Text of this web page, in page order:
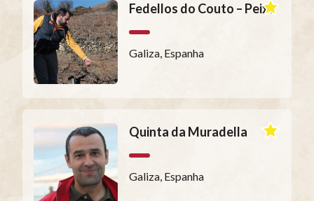
Fedellos do Couto – Peixe
Galiza, Espanha
Quinta da Muradella
Galiza, Espanha